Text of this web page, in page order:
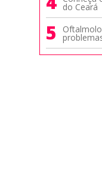
do Ceará
5